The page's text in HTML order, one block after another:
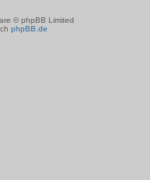
© phpBB Limited
phpBB.de